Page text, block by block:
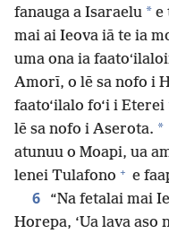
fanauga a Isaraelu * e
mai ai Ieova iā te ia
uma ona ia
Amorī, o lē sa nofo i
faato‘ilalo fo‘i i Eterei
lē sa nofo i Aserota. *
atunuu o Moapi, ua
lenei Tulafono + e
6
“Na fetalai mai
Horepa, ‘Ua lava aso